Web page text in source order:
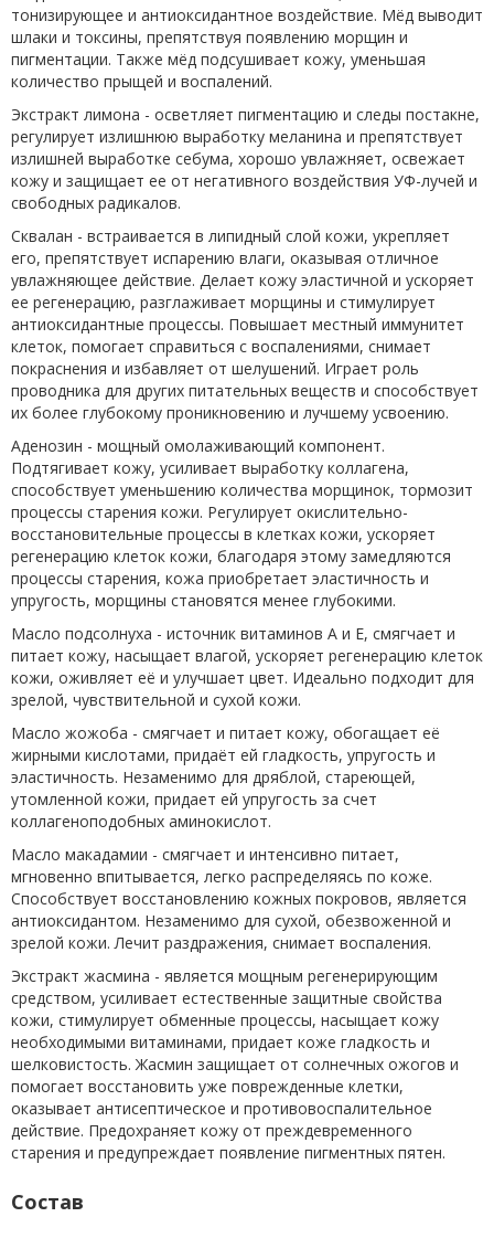
тонизирующее и антиоксидантное воздействие. Мёд выводит
шлаки и токсины, препятствуя появлению морщин и
пигментации. Также мёд подсушивает кожу, уменьшая
количество прыщей и воспалений.
Экстракт лимона - осветляет пигментацию и следы постакне,
регулирует излишнюю выработку меланина и препятствует
излишней выработке себума, хорошо увлажняет, освежает
кожу и защищает ее от негативного воздействия УФ-лучей и
свободных радикалов.
Сквалан - встраивается в липидный слой кожи, укрепляет
его, препятствует испарению влаги, оказывая отличное
увлажняющее действие. Делает кожу эластичной и ускоряет
ее регенерацию, разглаживает морщины и стимулирует
антиоксидантные процессы. Повышает местный иммунитет
клеток, помогает справиться с воспалениями, снимает
покраснения и избавляет от шелушений. Играет роль
проводника для других питательных веществ и способствует
их более глубокому проникновению и лучшему усвоению.
Аденозин - мощный омолаживающий компонент.
Подтягивает кожу, усиливает выработку коллагена,
способствует уменьшению количества морщинок, тормозит
процессы старения кожи. Регулирует окислительно-
восстановительные процессы в клетках кожи, ускоряет
регенерацию клеток кожи, благодаря этому замедляются
процессы старения, кожа приобретает эластичность и
упругость, морщины становятся менее глубокими.
Масло подсолнуха - источник витаминов А и Е, смягчает и
питает кожу, насыщает влагой, ускоряет регенерацию клеток
кожи, оживляет её и улучшает цвет. Идеально подходит для
зрелой, чувствительной и сухой кожи.
Масло жожоба - смягчает и питает кожу, обогащает её
жирными кислотами, придаёт ей гладкость, упругость и
эластичность. Незаменимо для дряблой, стареющей,
утомленной кожи, придает ей упругость за счет
коллагеноподобных аминокислот.
Масло макадамии - смягчает и интенсивно питает,
мгновенно впитывается, легко распределяясь по коже.
Способствует восстановлению кожных покровов, является
антиоксидантом. Незаменимо для сухой, обезвоженной и
зрелой кожи. Лечит раздражения, снимает воспаления.
Экстракт жасмина - является мощным регенерирующим
средством, усиливает естественные защитные свойства
кожи, стимулирует обменные процессы, насыщает кожу
необходимыми витаминами, придает коже гладкость и
шелковистость. Жасмин защищает от солнечных ожогов и
помогает восстановить уже поврежденные клетки,
оказывает антисептическое и противовоспалительное
действие. Предохраняет кожу от преждевременного
старения и предупреждает появление пигментных пятен.
Состав